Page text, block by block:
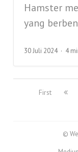
Hamster
yang
30 Juli 2024 4
First
©